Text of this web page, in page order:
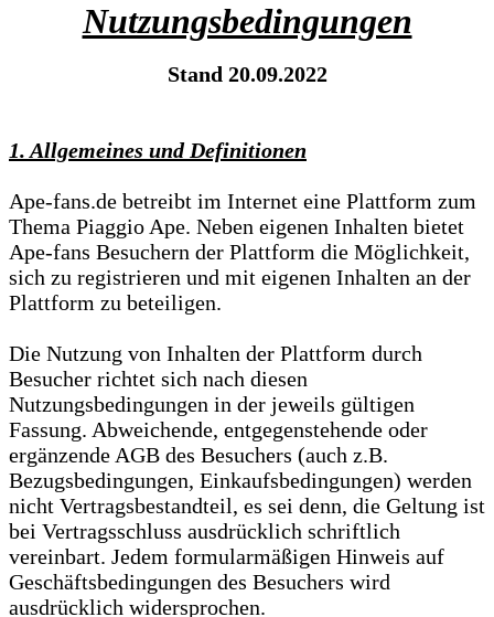
Nutzungsbedingungen
Stand 20.09.2022
1. Allgemeines und Definitionen
Ape-fans.de betreibt im Internet eine Plattform zum
Thema Piaggio Ape. Neben eigenen Inhalten bietet
Ape-fans Besuchern der Plattform die Möglichkeit,
sich zu registrieren und mit eigenen Inhalten an der
Plattform zu beteiligen.
Die Nutzung von Inhalten der Plattform durch
Besucher richtet sich nach diesen
Nutzungsbedingungen in der jeweils gültigen
Fassung. Abweichende, entgegenstehende oder
ergänzende AGB des Besuchers (auch z.B.
Bezugsbedingungen, Einkaufsbedingungen) werden
nicht Vertragsbestandteil, es sei denn, die Geltung ist
bei Vertragsschluss ausdrücklich schriftlich
vereinbart. Jedem formularmäßigen Hinweis auf
Geschäftsbedingungen des Besuchers wird
ausdrücklich widersprochen.